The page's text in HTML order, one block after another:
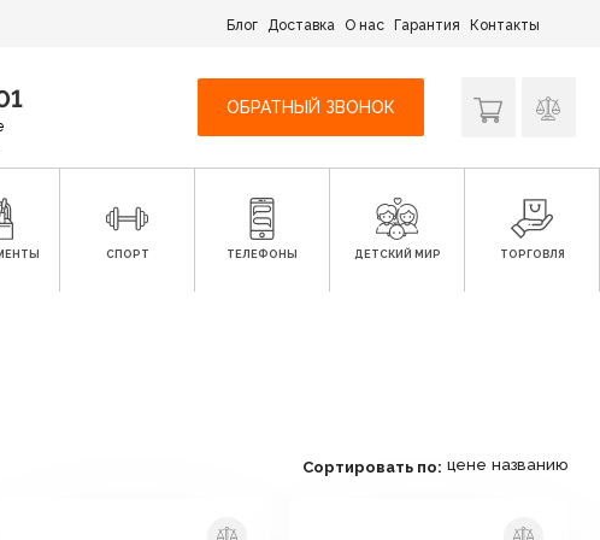
Блог Доставка О нас Гарантия Контакты
ОБРАТНЫЙ ЗВОНОК
СПОРТ ТЕЛЕФОНЫ ДЕТСКИЙ МИР ТОРГОВЛЯ
Сортировать по: цене названию